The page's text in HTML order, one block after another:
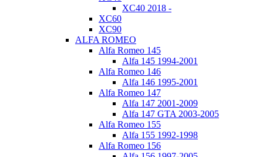
XC40 2018 -
XC60
XC90
ALFA ROMEO
Alfa Romeo 145
Alfa 145 1994-2001
Alfa Romeo 146
Alfa 146 1995-2001
Alfa Romeo 147
Alfa 147 2001-2009
Alfa 147 GTA 2003-2005
Alfa Romeo 155
Alfa 155 1992-1998
Alfa Romeo 156